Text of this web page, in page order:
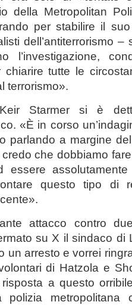
della Metropolitan
per stabilire il
dell’antiterrorismo
l’investigazione,
tutte le
terrorismo».
Starmer si è
«È in corso
parlando a margine
che dobbiamo
essere
questo tipo di
attacco contro
su X il sindaco di
un arresto e vorrei
di Hatzola e
a questo
metropolitana